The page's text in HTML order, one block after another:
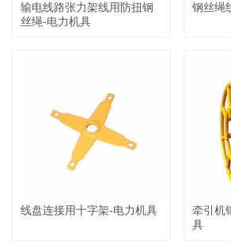
输电线路张力架线用防扭钢
丝绳-电力机具
钢丝绳
线盘连接用十字架-电力机具
牵引机
具